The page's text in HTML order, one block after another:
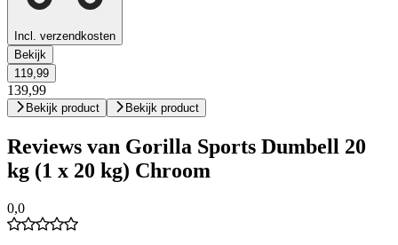
Incl. verzendkosten
Bekijk
119,99
139,99
Bekijk product Bekijk product
Reviews van Gorilla Sports Dumbell 20
kg (1 x 20 kg) Chroom
0,0